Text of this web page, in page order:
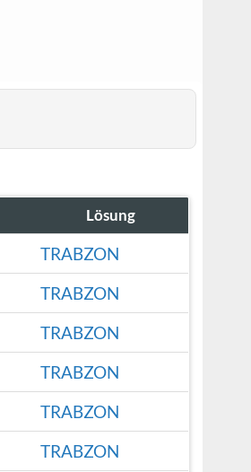
Lösung
TRABZON
TRABZON
TRABZON
TRABZON
TRABZON
TRABZON